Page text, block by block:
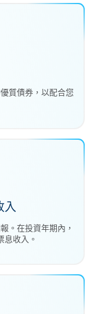
質債券，以配合您
入
。在投資年期內，
收入。